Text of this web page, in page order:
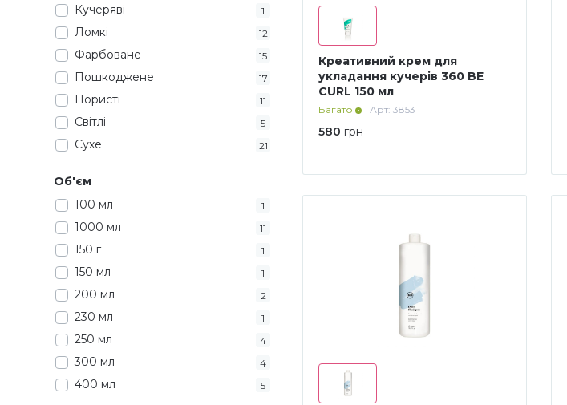
Кучеряві 1
Ломкі 12
Фарбоване 15
Пошкоджене 17
Пористі 11
Світлі 5
Сухе 21
Об'єм
100 мл
1
1000 мл 11
150 г 1
150 мл 1
200 мл 2
230 мл 1
250 мл 4
300 мл 4
400 мл 5
Креативний крем для
укладання кучерів 360 BE
CURL 150 мл
Багато Арт: 3853
580 грн